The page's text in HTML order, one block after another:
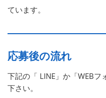
ています。
応募後の流れ
下記の「 LINE」か「WEB
下さい。